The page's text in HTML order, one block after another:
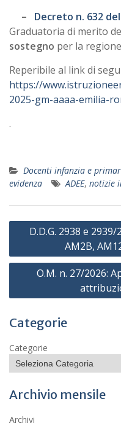
– Decreto n. 632
Graduatoria di merito
sostegno per la
Reperibile al link di
https://
2025-gm-aaaa-emilia-
.
Docenti infanzia e
evidenza
ADEE, notizie
Navigazione
D.D.G. 2938 e 2939/
AM2B,
O.M. n. 27/2026:
Categorie
Categorie
Archivio mensile
Archivi